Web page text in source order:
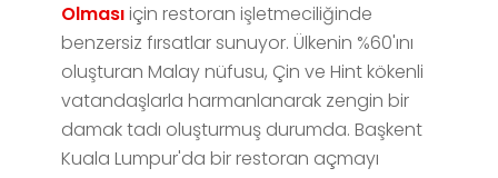
Olmasıiçin restoran işletmeciliğinde
benzersiz fırsatlar sunuyor. Ülkenin %60'ını
oluşturan Malay nüfusu, Çin ve Hint kökenli
vatandaşlarla harmanlanarak zengin bir
damak tadı oluşturmuş durumda. Başkent
Kuala Lumpur'da bir restoran açmayı